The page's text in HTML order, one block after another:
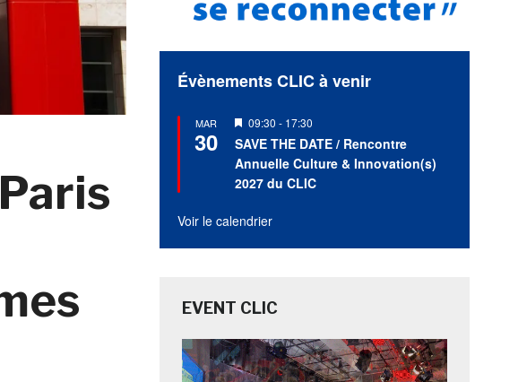
Évènements CLIC à venir
MAR
30
Mis
en
avant
09:30 - 17:30
SAVE THE DATE / Rencontre
Annuelle Culture & Innovation(s)
2027 du CLIC
Voir le calendrier
EVENT CLIC